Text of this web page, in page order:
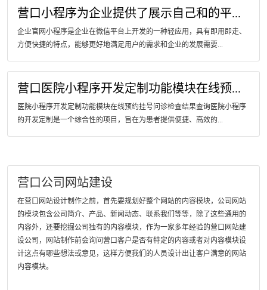
营口小程序为企业提供了展示自己和的平...
企业官网小程序是企业在微信平台上开发的一种轻应用，具有即用即走、
方便快捷的特点，能够更好地满足用户的需求和企业的发展需要...
营口医院小程序开发定制功能模块在线预...
医院小程序开发定制功能模块在线预约挂号问诊检查结果查询医院小程序
的开发定制是一个综合性的项目，旨在为患者提供便捷、高效的...
营口公司网站建设
在营口网站设计制作之前，首先要规划好整个网站的内容模块，公司网站
的模块包含公司简介、产品、新闻动态、联系我们等等，除了这些通用的
内容外，还要挖掘公司独有的内容模块，作为一家多年经验的营口网站建
设公司，网站制作前会询问营口客户是否有特定的内容或者对内容模块设
计这点有哪些想法或意见，这样方便我们的人员设计出让客户满意的网站
内容模块。